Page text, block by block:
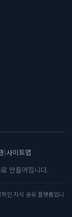
| 사이트맵
만들어집니다.
인 지식 공유 플랫폼입니